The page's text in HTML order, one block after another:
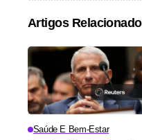
Artigos
Saúde E Bem-Estar